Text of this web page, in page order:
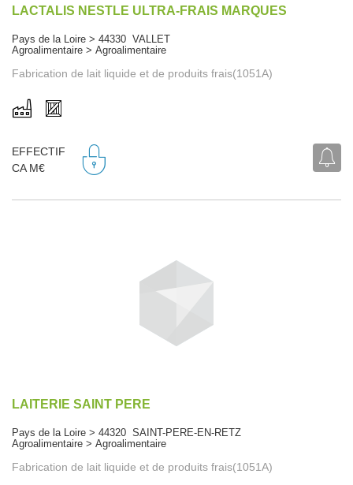
LACTALIS NESTLE ULTRA-FRAIS MARQUES
Pays de la Loire > 44330 VALLET
Agroalimentaire > Agroalimentaire
Fabrication de lait liquide et de produits frais(1051A)
EFFECTIF
CA M€
LAITERIE SAINT PERE
Pays de la Loire > 44320 SAINT-PERE-EN-RETZ
Agroalimentaire > Agroalimentaire
Fabrication de lait liquide et de produits frais(1051A)